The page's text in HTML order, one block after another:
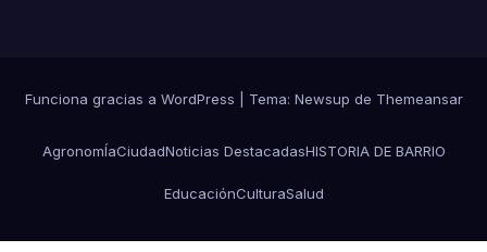
Funciona gracias a WordPress Tema: Newsup de Themeansar
AgronomÍaCiudadNoticias DestacadasHISTORIA DE BARRIO
EducaciónCulturaSalud